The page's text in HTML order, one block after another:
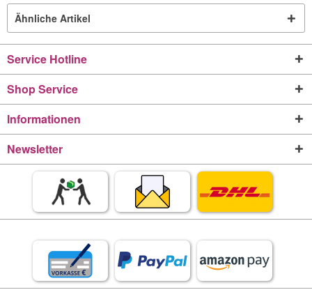
Ähnliche Artikel
Service Hotline
Shop Service
Informationen
Newsletter